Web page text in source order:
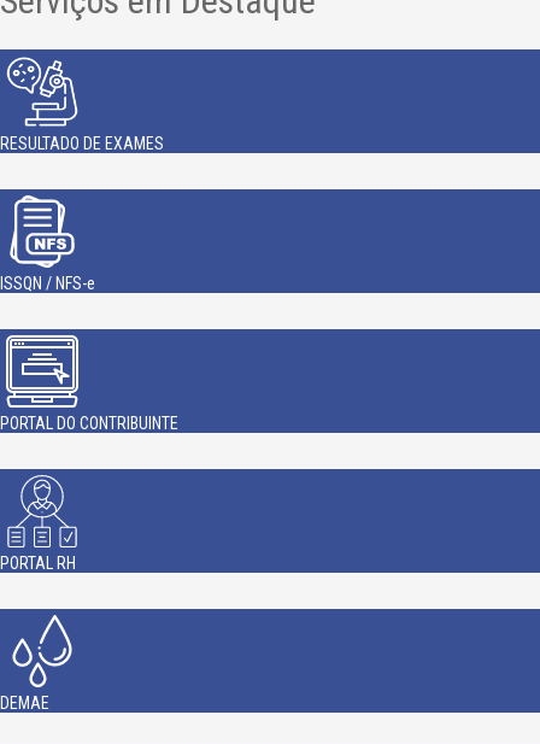
RESULTADO DE EXAMES
ISSQN / NFS-e
PORTAL DO CONTRIBUINTE
PORTAL RH
DEMAE